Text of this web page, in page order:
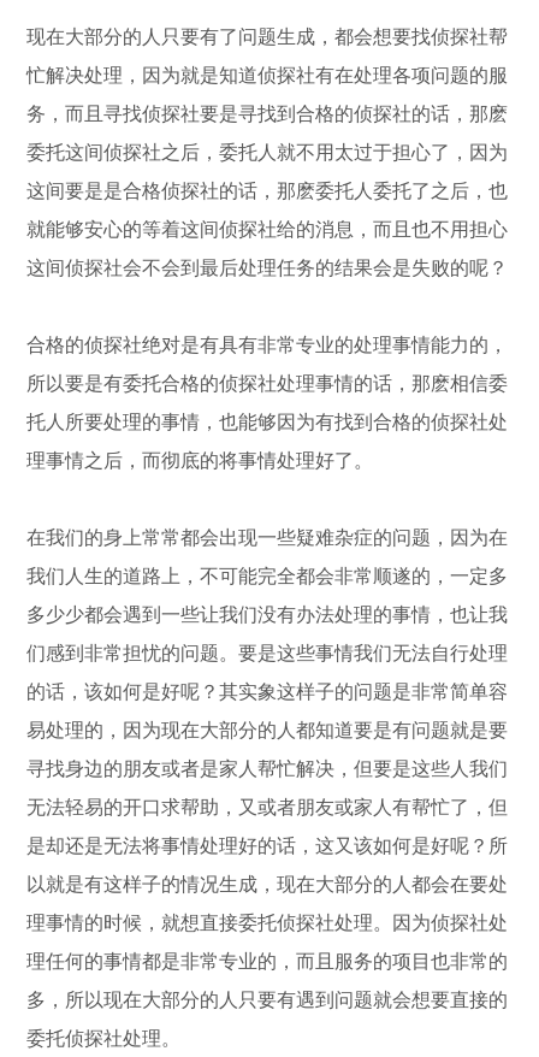
现在大部分的人只要有了问题生成，都会想要找侦探社帮
忙解决处理，因为就是知道侦探社有在处理各项问题的服
务，而且寻找侦探社要是寻找到合格的侦探社的话，那麽
委托这间侦探社之后，委托人就不用太过于担心了，因为
这间要是是合格侦探社的话，那麽委托人委托了之后，也
就能够安心的等着这间侦探社给的消息，而且也不用担心
这间侦探社会不会到最后处理任务的结果会是失败的呢？
合格的侦探社绝对是有具有非常专业的处理事情能力的，
所以要是有委托合格的侦探社处理事情的话，那麽相信委
托人所要处理的事情，也能够因为有找到合格的侦探社处
理事情之后，而彻底的将事情处理好了。
在我们的身上常常都会出现一些疑难杂症的问题，因为在
我们人生的道路上，不可能完全都会非常顺遂的，一定多
多少少都会遇到一些让我们没有办法处理的事情，也让我
们感到非常担忧的问题。要是这些事情我们无法自行处理
的话，该如何是好呢？其实象这样子的问题是非常简单容
易处理的，因为现在大部分的人都知道要是有问题就是要
寻找身边的朋友或者是家人帮忙解决，但要是这些人我们
无法轻易的开口求帮助，又或者朋友或家人有帮忙了，但
是却还是无法将事情处理好的话，这又该如何是好呢？所
以就是有这样子的情况生成，现在大部分的人都会在要处
理事情的时候，就想直接委托侦探社处理。因为侦探社处
理任何的事情都是非常专业的，而且服务的项目也非常的
多，所以现在大部分的人只要有遇到问题就会想要直接的
委托侦探社处理。